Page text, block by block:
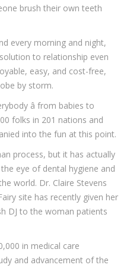
brush their own teeth
every morning and night,
to relationship even
easy, and cost-free,
by storm.
â from babies to
folks in 201 nations and
into the fun at this point.
process, but it has actually
eye of dental hygiene and
world. Dr. Claire Stevens
site has recently given her
DJ to the woman patients
in medical care
and advancement of the